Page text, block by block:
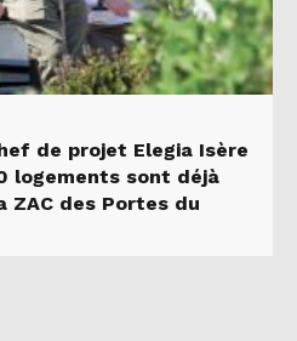
de projet Elegia Isère
logements sont déjà
ZAC des Portes du